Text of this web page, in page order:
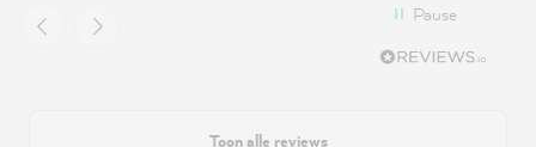
Pause
Toon alle reviews